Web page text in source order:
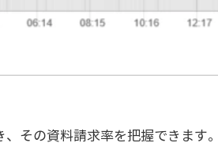
その資料請求率を把握できます